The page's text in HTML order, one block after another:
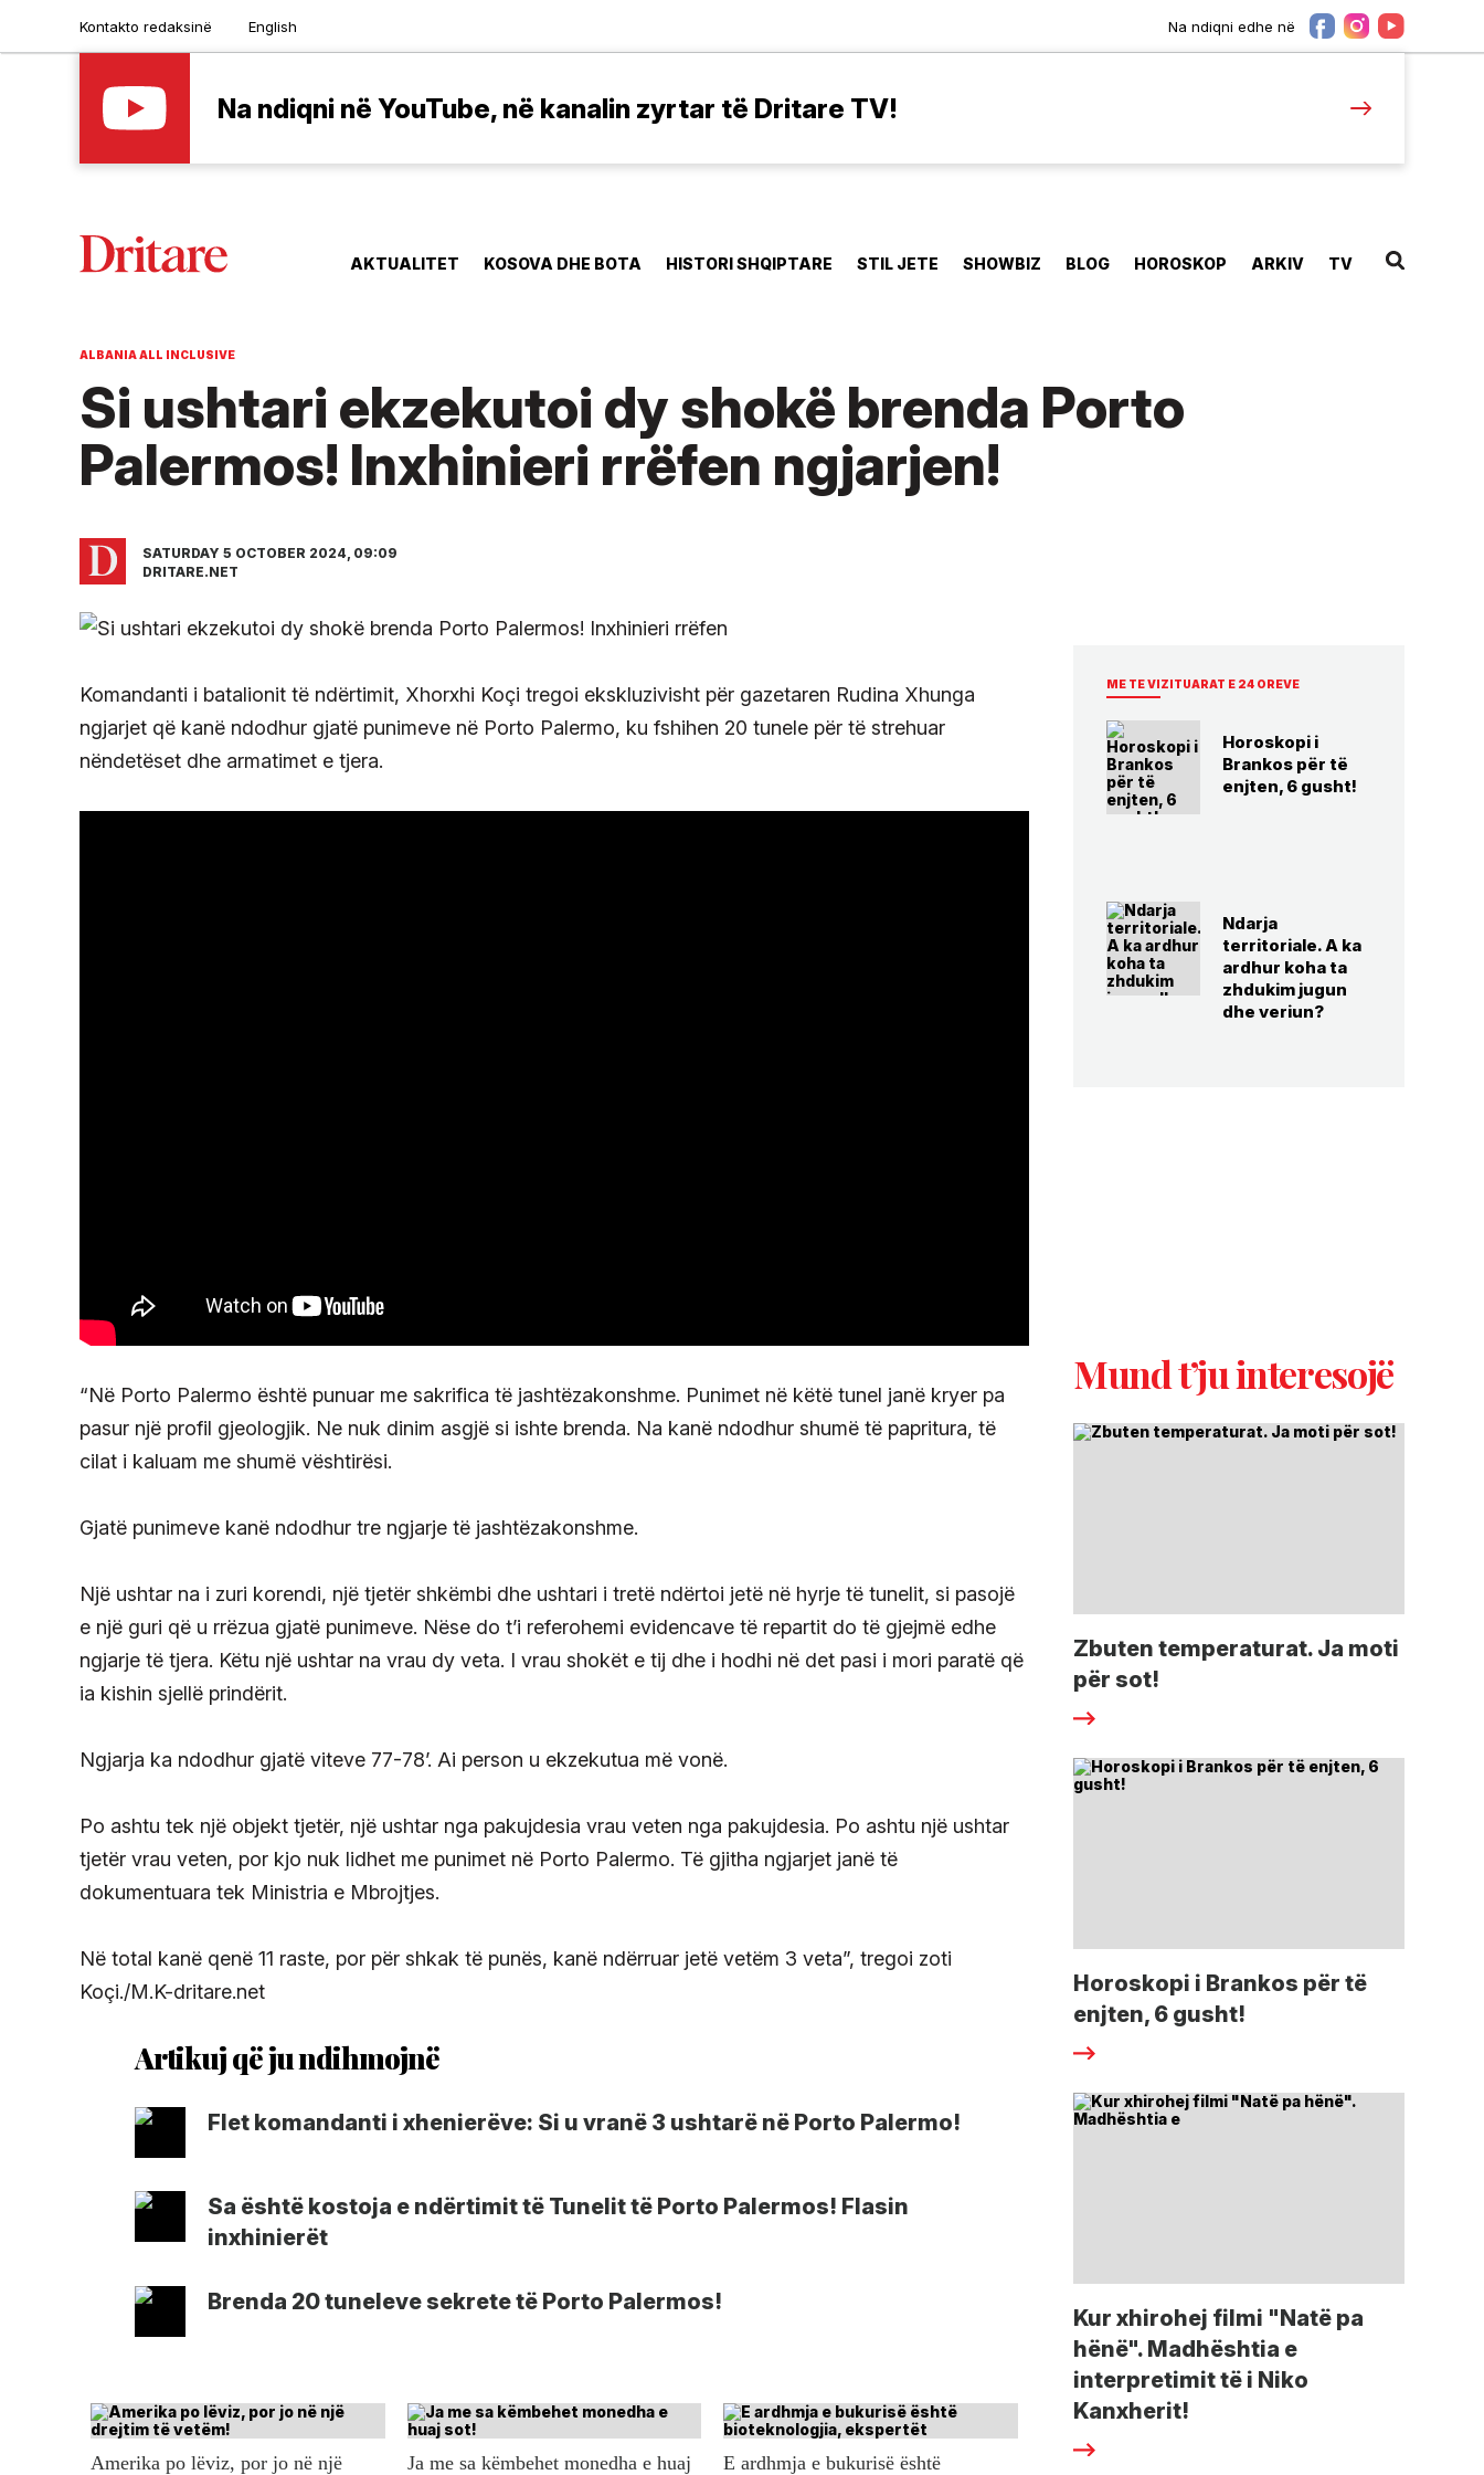
Kontakto redaksinë English Na ndiqni edhe në
Na ndiqni në YouTube, në kanalin zyrtar të Dritare TV!
AKTUALITET KOSOVA DHE BOTA HISTORI SHQIPTARE STIL JETE SHOWBIZ BLOG HOROSKOP ARKIV TV
ALBANIA ALL INCLUSIVE
Si ushtari ekzekutoi dy shokë brenda Porto
Palermos! Inxhinieri rrëfen ngjarjen!
SATURDAY 5 OCTOBER 2024, 09:09
DRITARE.NET
Komandanti i batalionit të ndërtimit, Xhorxhi Koçi tregoi ekskluzivisht për gazetaren Rudina Xhunga
ngjarjet që kanë ndodhur gjatë punimeve në Porto Palermo, ku fshihen 20 tunele për të strehuar
nëndetëset dhe armatimet e tjera.
“Në Porto Palermo është punuar me sakrifica të jashtëzakonshme. Punimet në këtë tunel janë kryer pa
pasur një profil gjeologjik. Ne nuk dinim asgjë si ishte brenda. Na kanë ndodhur shumë të papritura, të
cilat i kaluam me shumë vështirësi.
Gjatë punimeve kanë ndodhur tre ngjarje të jashtëzakonshme.
Një ushtar na i zuri korendi, një tjetër shkëmbi dhe ushtari i tretë ndërtoi jetë në hyrje të tunelit, si pasojë
e një guri që u rrëzua gjatë punimeve. Nëse do t’i referohemi evidencave të repartit do të gjejmë edhe
ngjarje të tjera. Këtu një ushtar na vrau dy veta. I vrau shokët e tij dhe i hodhi në det pasi i mori paratë që
ia kishin sjellë prindërit.
Ngjarja ka ndodhur gjatë viteve 77-78’. Ai person u ekzekutua më vonë.
Po ashtu tek një objekt tjetër, një ushtar nga pakujdesia vrau veten nga pakujdesia. Po ashtu një ushtar
tjetër vrau veten, por kjo nuk lidhet me punimet në Porto Palermo. Të gjitha ngjarjet janë të
dokumentuara tek Ministria e Mbrojtjes.
Në total kanë qenë 11 raste, por për shkak të punës, kanë ndërruar jetë vetëm 3 veta”, tregoi zoti
Koçi./M.K-dritare.net
Flet komandanti i xhenierëve: Si u vranë 3 ushtarë në Porto Palermo!
Sa është kostoja e ndërtimit të Tunelit të Porto Palermos! Flasin
inxhinierët
Brenda 20 tuneleve sekrete të Porto Palermos!
Amerika po lëviz, por jo në një Ja me sa këmbehet monedha e huaj E ardhmja e bukurisë është
ME TE VIZITUARAT E 24 OREVE
Horoskopi i
Brankos për të
enjten, 6 gusht!
Ndarja
territoriale. A ka
ardhur koha ta
zhdukim jugun
dhe veriun?
Mund t’ju interesojë
Zbuten temperaturat. Ja moti
për sot!
Horoskopi i Brankos për të
enjten, 6 gusht!
Kur xhirohej filmi "Natë pa
hënë". Madhështia e
interpretimit të i Niko
Kanxherit!